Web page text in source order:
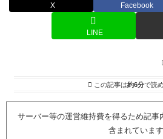
X Facebook
LINE
この記事は約6分で読
サーバー等の運営維持費を得るため記事
含まれています